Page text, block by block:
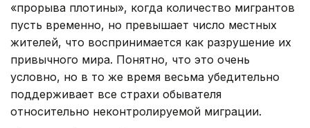
«прорыва плотины», когда количество мигрантов
пусть временно, но превышает число местных
жителей, что воспринимается как разрушение их
привычного мира. Понятно, что это очень
условно, но в то же время весьма убедительно
поддерживает все страхи обывателя
относительно неконтролируемой миграции.